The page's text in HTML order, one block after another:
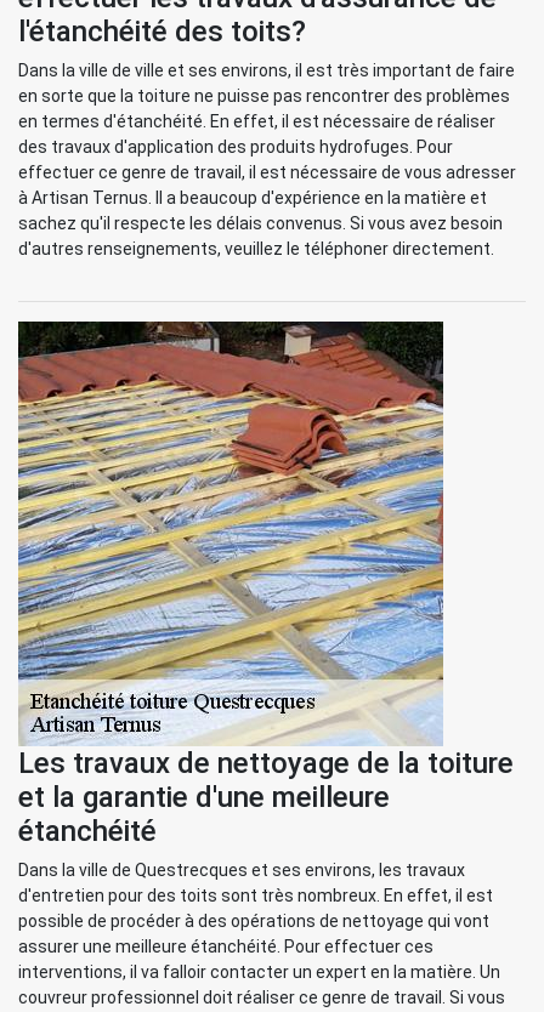
l'étanchéité des toits?
Dans la ville de ville et ses environs, il est très important de faire
en sorte que la toiture ne puisse pas rencontrer des problèmes
en termes d'étanchéité. En effet, il est nécessaire de réaliser
des travaux d'application des produits hydrofuges. Pour
effectuer ce genre de travail, il est nécessaire de vous adresser
à Artisan Ternus. Il a beaucoup d'expérience en la matière et
sachez qu'il respecte les délais convenus. Si vous avez besoin
d'autres renseignements, veuillez le téléphoner directement.
Les travaux de nettoyage de la toiture
et la garantie d'une meilleure
étanchéité
Dans la ville de Questrecques et ses environs, les travaux
d'entretien pour des toits sont très nombreux. En effet, il est
possible de procéder à des opérations de nettoyage qui vont
assurer une meilleure étanchéité. Pour effectuer ces
interventions, il va falloir contacter un expert en la matière. Un
couvreur professionnel doit réaliser ce genre de travail. Si vous